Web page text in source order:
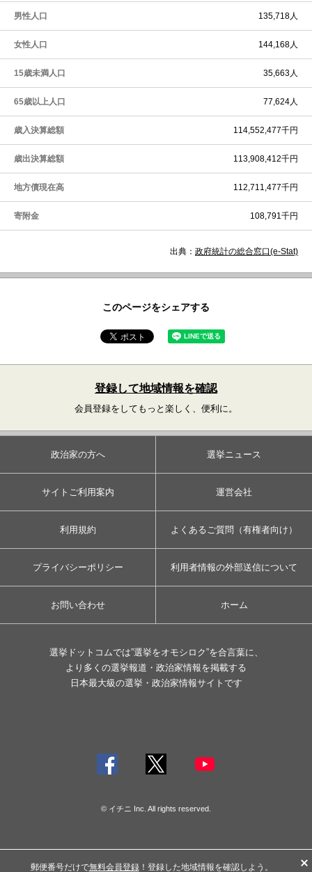
男性人口 135,718人
女性人口 144,168人
15歳未満人口 35,663人
65歳以上人口 77,624人
歳入決算総額 114,552,477千円
歳出決算総額 113,908,412千円
地方債現在高 112,711,477千円
寄附金 108,791千円
出典： 政府統計の総合窓口(e-Stat)
このページをシェアする
登録して地域情報を確認
会員登録をしてもっと楽しく、便利に。
政治家の方へ 選挙ニュース
サイトご利用案内 運営会社
利用規約 よくあるご質問（有権者向け）
プライバシーポリシー 利用者情報の外部送信について
お問い合わせ ホーム
選挙ドットコムでは”選挙をオモシロク”を合言葉に、
より多くの選挙報道・政治家情報を掲載する
日本最大級の選挙・政治家情報サイトです
© イチニ Inc. All rights reserved.
郵便番号だけで無料会員登録！登録した地域情報を確認しよう。